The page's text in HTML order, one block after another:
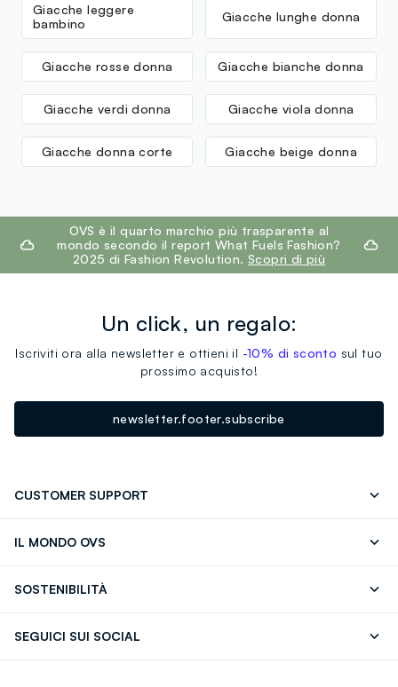
Giacche leggere
bambino
Giacche lunghe donna
Giacche rosse donna Giacche bianche donna
Giacche verdi donna Giacche viola donna
Giacche donna corte Giacche beige donna
footer.ariatitleOVS è il quarto marchio più trasparente al
mondo secondo il report What Fuels Fashion?
2025 di Fashion Revolution. Scopri di più
Un click, un regalo:
Iscriviti ora alla newsletter e ottieni il -10% di sconto sul tuo
prossimo acquisto!
newsletter.footer.subscribe
CUSTOMER SUPPORT
IL MONDO OVS
Giftcard
SOSTENIBILITÀ
SEGUICI SUI SOCIAL